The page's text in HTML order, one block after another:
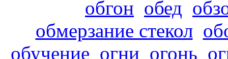
обгон обед
обмерзание стекол
обучение огни огонь